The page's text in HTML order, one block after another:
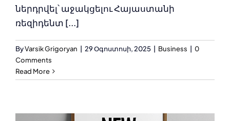
ներդրվել՝ աջակցելու Հայաստանի
ռեզիդենտ [...]
ByVarsik Grigoryan 29 Օգոստոսի, 2025 Business
0
Comments
Read More